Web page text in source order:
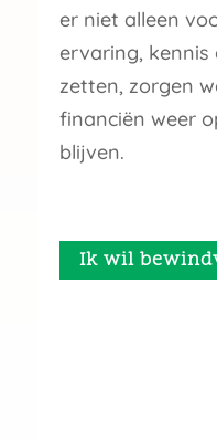
er niet alleen
ervaring,
zetten, zorgen
financiën weer
blijven.
Ik wil